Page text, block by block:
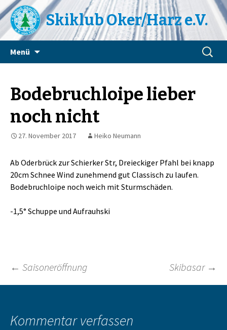
Skiklub Oker/Harz e.V.
Menü
Suchen
nach:
Bodebruchloipe lieber
noch nicht
27. November 2017 Heiko Neumann
Ab Oderbrück zur Schierker Str, Dreieckiger Pfahl bei knapp
20cm Schnee Wind zunehmend gut Classisch zu laufen.
Bodebruchloipe noch weich mit Sturmschäden.
-1,5° Schuppe und Aufrauhski
Beitragsnavigation
← Saisoneröffnung Skibasar →
Kommentar verfassen